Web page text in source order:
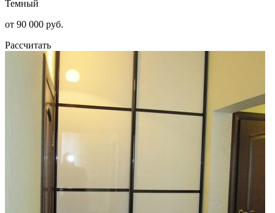
Темный
от 90 000 руб.
Рассчитать